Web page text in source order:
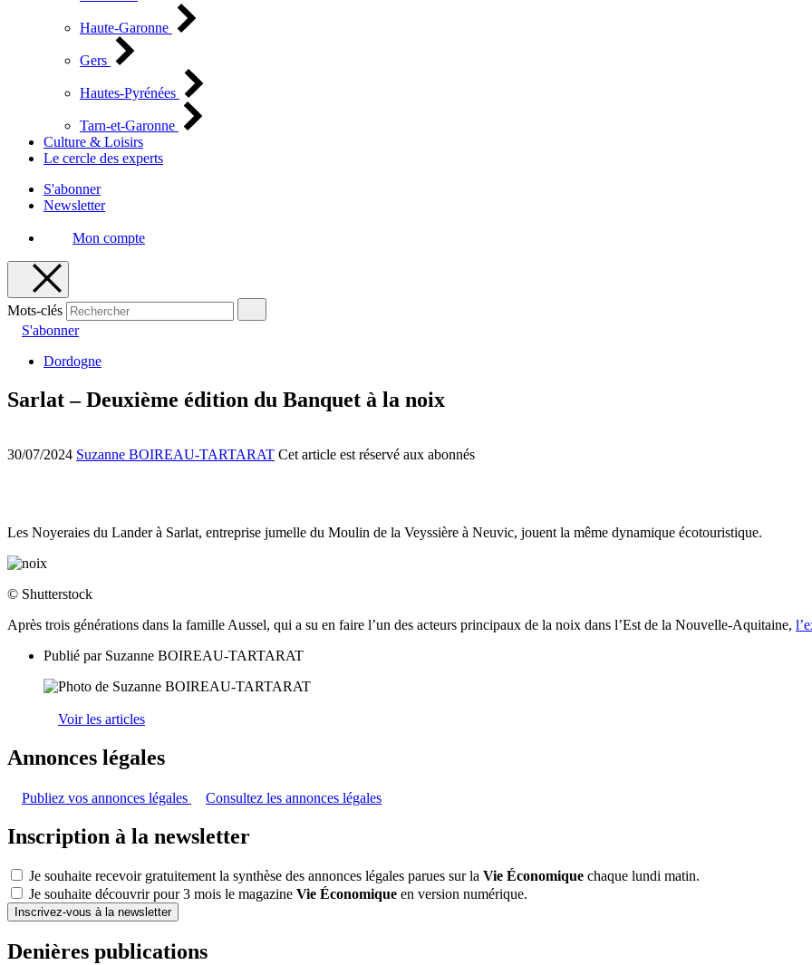
Haute-Garonne
Gers
Hautes-Pyrénées
Tarn-et-Garonne
Culture & Loisirs
Le cercle des experts
S'abonner
Newsletter
Mon compte
Mots-clés
S'abonner
Dordogne
Sarlat – Deuxième édition du Banquet à la noix
30/07/2024 Suzanne BOIREAU-TARTARAT Cet article est réservé aux abonnés
Les Noyeraies du Lander à Sarlat, entreprise jumelle du Moulin de la Veyssière à Neuvic, jouent la même dynamique écotouristique.
© Shutterstock
Après trois générations dans la famille Aussel, qui a su en faire l’un des acteurs principaux de la noix dans l’Est de la Nouvelle-Aquitaine,
Publié par Suzanne BOIREAU-TARTARAT
Voir les articles
Annonces légales
Publiez vos annonces légales Consultez les annonces légales
Inscription à la newsletter
Je souhaite recevoir gratuitement la synthèse des annonces légales parues sur la Vie Économique chaque lundi matin.
Je souhaite découvrir pour 3 mois le magazine Vie Économique en version numérique.
Inscrivez-vous à la newsletter
Denières publications